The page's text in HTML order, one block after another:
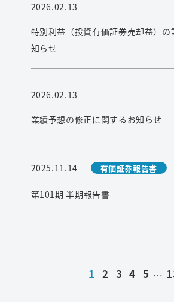
2026.02.13
特別利益（投資有価証券売却益）の
知らせ
2026.02.13
業績予想の修正に関するお知らせ
2025.11.14 有価証券報告書
第101期 半期報告書
1 2 3 4 5 …